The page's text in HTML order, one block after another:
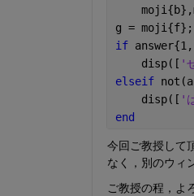
g =
if
    disp([
'
elseif
    disp([
'
end
今回ご教授して
なく，別のウィ
ご教授の程，よ